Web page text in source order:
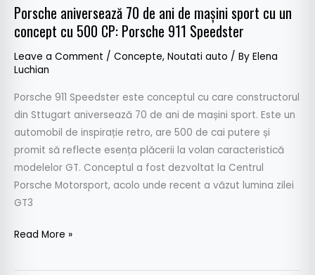
Porsche aniversează 70 de ani de mașini sport cu un
concept cu 500 CP: Porsche 911 Speedster
Leave a Comment / Concepte, Noutati auto / By Elena
Luchian
Porsche 911 Speedster este conceptul cu care constructorul
din Sttugart aniversează 70 de ani de mașini sport. Este un
automobil de inspirație retro, are 500 de cai putere și
promit să reflecte esența plăcerii la volan caracteristică
modelelor GT. Conceptul a fost dezvoltat la Centrul
Porsche Motorsport, acolo unde recent a văzut lumina zilei
GT3
cu
Porsche
Speedster
Read More »